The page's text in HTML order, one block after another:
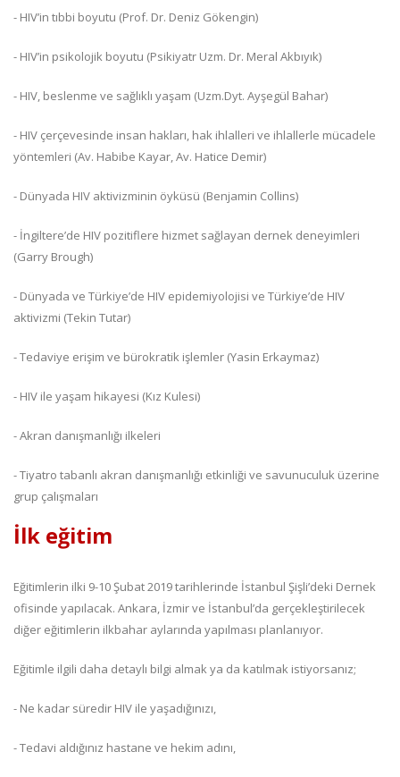
- HIV’in tıbbi boyutu (Prof. Dr. Deniz Gökengin)
- HIV’in psikolojik boyutu (Psikiyatr Uzm. Dr. Meral Akbıyık)
- HIV, beslenme ve sağlıklı yaşam (Uzm.Dyt. Ayşegül Bahar)
- HIV çerçevesinde insan hakları, hak ihlalleri ve ihlallerle mücadele
yöntemleri (Av. Habibe Kayar, Av. Hatice Demir)
- Dünyada HIV aktivizminin öyküsü (Benjamin Collins)
- İngiltere’de HIV pozitiflere hizmet sağlayan dernek deneyimleri
(Garry Brough)
- Dünyada ve Türkiye’de HIV epidemiyolojisi ve Türkiye’de HIV
aktivizmi (Tekin Tutar)
- Tedaviye erişim ve bürokratik işlemler (Yasin Erkaymaz)
- HIV ile yaşam hikayesi (Kız Kulesi)
- Akran danışmanlığı ilkeleri
- Tiyatro tabanlı akran danışmanlığı etkinliği ve savunuculuk üzerine
grup çalışmaları
İlk eğitim
Eğitimlerin ilki 9-10 Şubat 2019 tarihlerinde İstanbul Şişli’deki Dernek
ofisinde yapılacak. Ankara, İzmir ve İstanbul’da gerçekleştirilecek
diğer eğitimlerin ilkbahar aylarında yapılması planlanıyor.
Eğitimle ilgili daha detaylı bilgi almak ya da katılmak istiyorsanız;
- Ne kadar süredir HIV ile yaşadığınızı,
- Tedavi aldığınız hastane ve hekim adını,